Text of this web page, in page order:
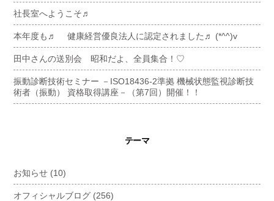
社長室へようこそ♬
本年度も♬ 健康経営優良法人に認定されました♬ (*^^)v
田中さんの送別会 昭和だよ、全員集合！♡
振動診断技術セミナー －ISO18436-2準拠 機械状態監視診断技
術者（振動） 資格取得講座－（第7回）開催！！
テーマ
お知らせ (10)
オフィシャルブログ (256)